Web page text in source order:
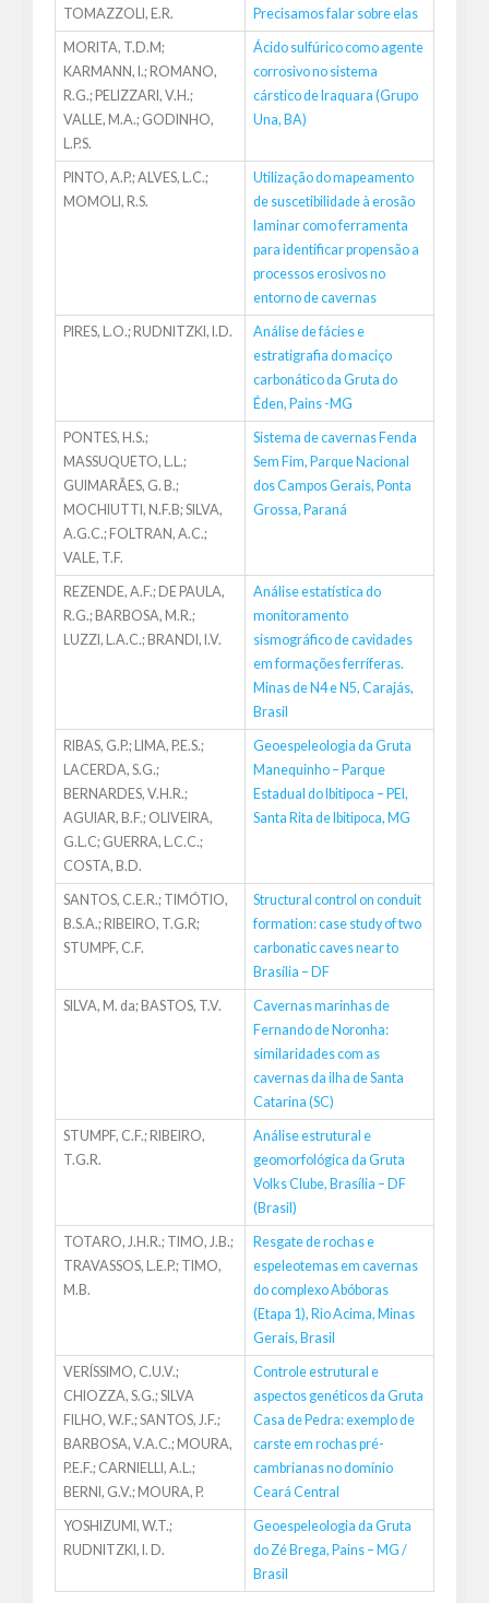
TOMAZZOLI, E.R.
Precisamos falar sobre elas
MORITA, T.D.M;
KARMANN, I.; ROMANO,
R.G.; PELIZZARI, V.H.;
VALLE, M.A.; GODINHO,
L.P.S.
Ácido sulfúrico como agente
corrosivo no sistema
cárstico de Iraquara (Grupo
Una, BA)
PINTO, A.P.; ALVES, L.C.;
MOMOLI, R.S.
Utilização do mapeamento
de suscetibilidade à erosão
laminar como ferramenta
para identificar propensão a
processos erosivos no
entorno de cavernas
PIRES, L.O.; RUDNITZKI, I.D.
Análise de fácies e
estratigrafia do maciço
carbonático da Gruta do
Éden, Pains -MG
PONTES, H.S.;
MASSUQUETO, L.L.;
GUIMARÃES, G. B.;
MOCHIUTTI, N.F.B; SILVA,
A.G.C.; FOLTRAN, A.C.;
VALE, T.F.
Sistema de cavernas Fenda
Sem Fim, Parque Nacional
dos Campos Gerais, Ponta
Grossa, Paraná
REZENDE, A.F.; DE PAULA,
R.G.; BARBOSA, M.R.;
LUZZI, L.A.C.; BRANDI, I.V.
Análise estatística do
monitoramento
sismográfico de cavidades
em formações ferríferas.
Minas de N4 e N5, Carajás,
Brasil
RIBAS, G.P.; LIMA, P.E.S.;
LACERDA, S.G.;
BERNARDES, V.H.R.;
AGUIAR, B.F.; OLIVEIRA,
G.L.C; GUERRA, L.C.C.;
COSTA, B.D.
Geoespeleologia da Gruta
Manequinho – Parque
Estadual do Ibitipoca – PEI,
Santa Rita de Ibitipoca, MG
SANTOS, C.E.R.; TIMÓTIO,
B.S.A.; RIBEIRO, T.G.R;
STUMPF, C.F.
Structural control on conduit
formation: case study of two
carbonatic caves near to
Brasília – DF
SILVA, M. da; BASTOS, T.V.
Cavernas marinhas de
Fernando de Noronha:
similaridades com as
cavernas da ilha de Santa
Catarina (SC)
STUMPF, C.F.; RIBEIRO,
T.G.R.
Análise estrutural e
geomorfológica da Gruta
Volks Clube, Brasília – DF
(Brasil)
TOTARO, J.H.R.; TIMO, J.B.;
TRAVASSOS, L.E.P.; TIMO,
M.B.
Resgate de rochas e
espeleotemas em cavernas
do complexo Abóboras
(Etapa 1), Rio Acima, Minas
Gerais, Brasil
VERÍSSIMO, C.U.V.;
CHIOZZA, S.G.; SILVA
FILHO, W.F.; SANTOS, J.F.;
BARBOSA, V.A.C.; MOURA,
P.E.F.; CARNIELLI, A.L.;
BERNI, G.V.; MOURA, P.
Controle estrutural e
aspectos genéticos da Gruta
Casa de Pedra: exemplo de
carste em rochas pré-
cambrianas no domínio
Ceará Central
YOSHIZUMI, W.T.;
RUDNITZKI, I. D.
Geoespeleologia da Gruta
do Zé Brega, Pains – MG /
Brasil